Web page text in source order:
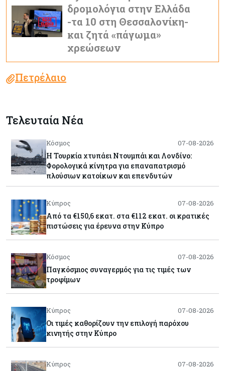
δρομολόγια στην Ελλάδα
-τα 10 στη Θεσσαλονίκη-
και ζητά «πάγωμα»
χρεώσεων
Πετρέλαιο
Τελευταία Νέα
Κόσμος 07-08-2026
Η Τουρκία χτυπάει Ντουμπάι και Λονδίνο:
Φορολογικά κίνητρα για επαναπατρισμό
πλούσιων κατοίκων και επενδυτών
Κύπρος 07-08-2026
Από τα €150,6 εκατ. στα €112 εκατ. οι κρατικές
πιστώσεις για έρευνα στην Κύπρο
Κόσμος 07-08-2026
Παγκόσμιος συναγερμός για τις τιμές των
τροφίμων
Κύπρος 07-08-2026
Οι τιμές καθορίζουν την επιλογή παρόχου
κινητής στην Κύπρο
Κύπρος 07-08-2026